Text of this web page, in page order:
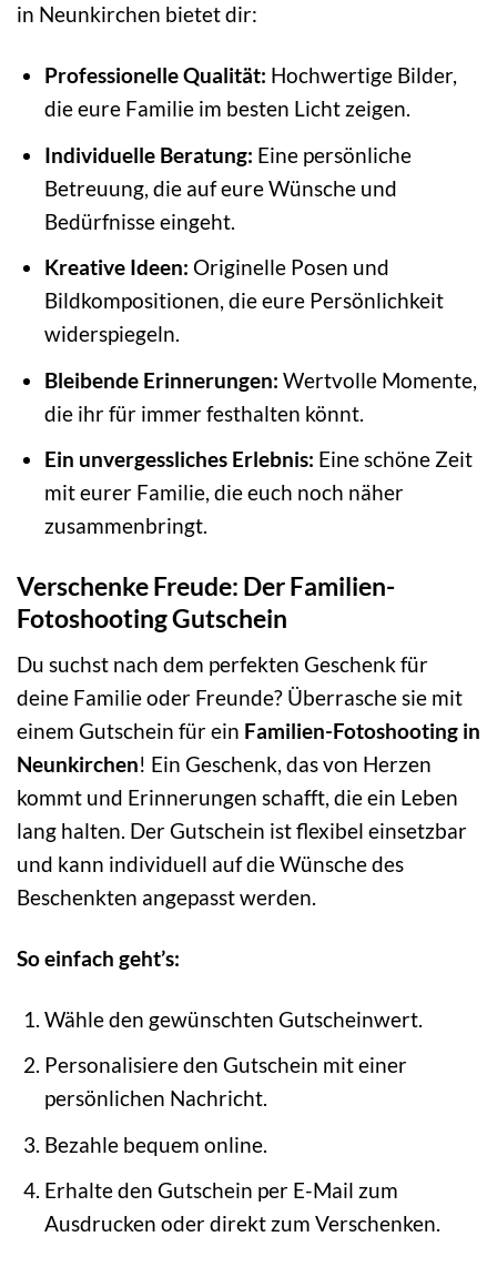
in Neunkirchen bietet dir:
Professionelle Qualität: Hochwertige Bilder,
die eure Familie im besten Licht zeigen.
Individuelle Beratung: Eine persönliche
Betreuung, die auf eure Wünsche und
Bedürfnisse eingeht.
Kreative Ideen: Originelle Posen und
Bildkompositionen, die eure Persönlichkeit
widerspiegeln.
Bleibende Erinnerungen: Wertvolle Momente,
die ihr für immer festhalten könnt.
Ein unvergessliches Erlebnis: Eine schöne Zeit
mit eurer Familie, die euch noch näher
zusammenbringt.
Verschenke Freude: Der Familien-
Fotoshooting Gutschein
Du suchst nach dem perfekten Geschenk für
deine Familie oder Freunde? Überrasche sie mit
einem Gutschein für ein Familien-Fotoshooting in
Neunkirchen! Ein Geschenk, das von Herzen
kommt und Erinnerungen schafft, die ein Leben
lang halten. Der Gutschein ist flexibel einsetzbar
und kann individuell auf die Wünsche des
Beschenkten angepasst werden.
So einfach geht’s:
Wähle den gewünschten Gutscheinwert.
Personalisiere den Gutschein mit einer
persönlichen Nachricht.
Bezahle bequem online.
Erhalte den Gutschein per E-Mail zum
Ausdrucken oder direkt zum Verschenken.